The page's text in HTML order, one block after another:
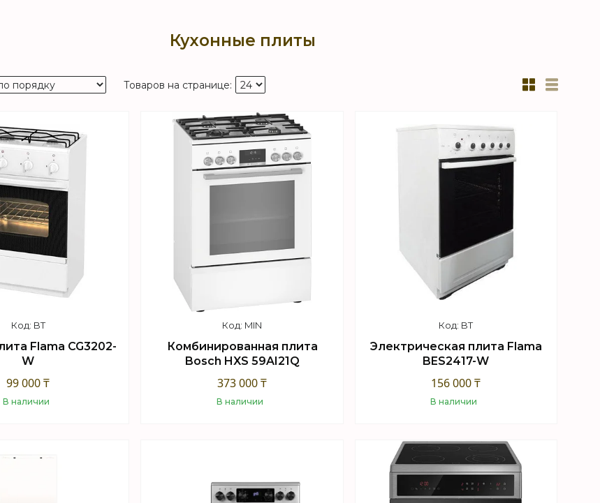
Кухонные плиты
BT
Flama CG3202-
W
99 000 ₸
В наличии
MIN
Комбинированная плита
Bosch HXS 59AI21Q
373 000 ₸
В наличии
BT
Электрическая плита Flama
BES2417-W
156 000 ₸
В наличии
Купить